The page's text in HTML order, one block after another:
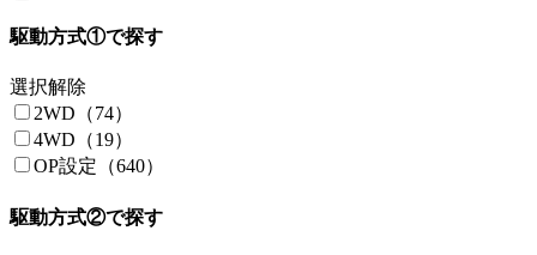
大森自動車（2）
三菱自動車ロジテクノ（1）
高山電装サービス（1）
西尾張三菱自動車販売（2）
甲和オートサービス（2）
4Cｓ（3）
6SRG（1）
9AT（5）
7DSG（1）
OP設定（192）
駆動方式①で探す
選択解除
2WD（74）
4WD（19）
OP設定（640）
駆動方式②で探す